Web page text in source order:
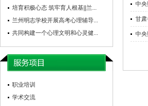
培育积极心态 筑牢育人根基||兰...
兰州明志学校开展高考心理辅导...
共同构建一个心理文明和心灵健...
职业培训
学术交流
中
甘
中